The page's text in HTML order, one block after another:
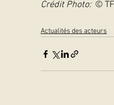
Crédit Photo: ©
Actualités des acteurs